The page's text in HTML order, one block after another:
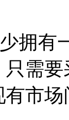
拥有
需
市